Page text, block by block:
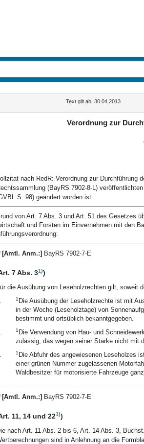
Text gilt ab: 30.04.2013
Verordnung zur
nach RedR: Verordnung zur Durchführung
(BayRS 7902-8-L)
S. 98) geändert worden ist
von Art. 7 Abs. 3 und Art. 51 des Gesetzes
und Forsten im Einvernehmen mit den
[Amtl. Anm.:] BayRS 7902-7-E
7 Abs. 31))
die Ausübung von Leseholzrechten gilt, soweit
1 Die Ausübung der Leseholzrechte ist mit
in der Woche (Leseholztage) von
bestimmt und ortsüblich bekanntgegeben.
1 Die Verwendung von Hau- und
zulässig, das wegen seiner Stärke nicht mit
1 Die Abfuhr des angewiesenen Leseholzes
einer grünen Nummer zugelassenen
Waldbesitzer für motorisierte Fahrzeuge
[Amtl. Anm.:] BayRS 7902-7-E
11, 14 und 221))
nach Art. 11 Abs. 2 bis 6, Art. 14 Abs. 3,
sind in Anlehnung an die